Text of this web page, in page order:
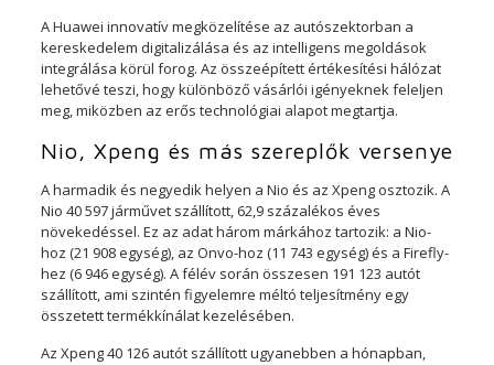
A Huawei innovatív megközelítése az autószektorban a
kereskedelem digitalizálása és az intelligens megoldások
integrálása körül forog. Az összeépített értékesítési hálózat
lehetővé teszi, hogy különböző vásárlói igényeknek feleljen
meg, miközben az erős technológiai alapot megtartja.
Nio, Xpeng és más szereplők versenye
A harmadik és negyedik helyen a Nio és az Xpeng osztozik. A
Nio 40 597 járművet szállított, 62,9 százalékos éves
növekedéssel. Ez az adat három márkához tartozik: a Nio-
hoz (21 908 egység), az Onvo-hoz (11 743 egység) és a Firefly-
hez (6 946 egység). A félév során összesen 191 123 autót
szállított, ami szintén figyelemre méltó teljesítmény egy
összetett termékkínálat kezelésében.
Az Xpeng 40 126 autót szállított ugyanebben a hónapban,